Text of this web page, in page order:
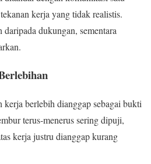
kerja yang tidak realistis.
dukungan, sementara
kerja berlebih dianggap sebagai bukti
terus-menerus sering dipuji,
kerja justru dianggap kurang